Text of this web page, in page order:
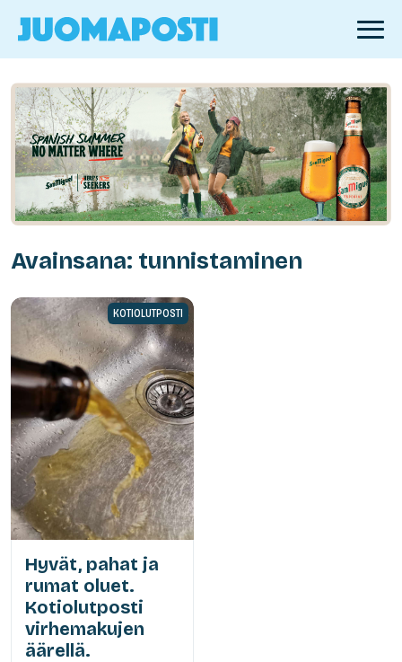
Avainsana: tunnistaminen
KOTIOLUTPOSTI
Hyvät, pahat ja
rumat oluet.
Kotiolutposti
virhemakujen
äärellä.